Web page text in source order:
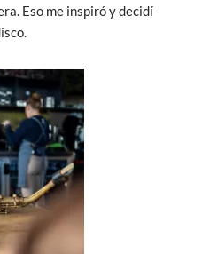
Eso me inspiró y decidí